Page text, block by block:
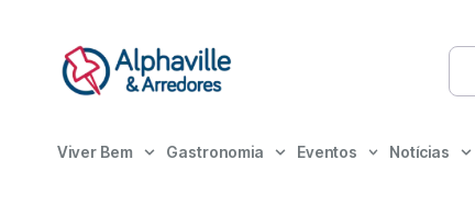
Viver Bem Gastronomia Eventos Notícias